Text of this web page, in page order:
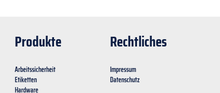
Produkte
Arbeitssicherheit
Etiketten
Hardware
Rechtliches
Impressum
Datenschutz